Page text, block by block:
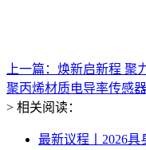
上一篇：焕新启新程 聚
聚丙烯材质电导率传感
> 相关阅读：
最新议程丨2026具